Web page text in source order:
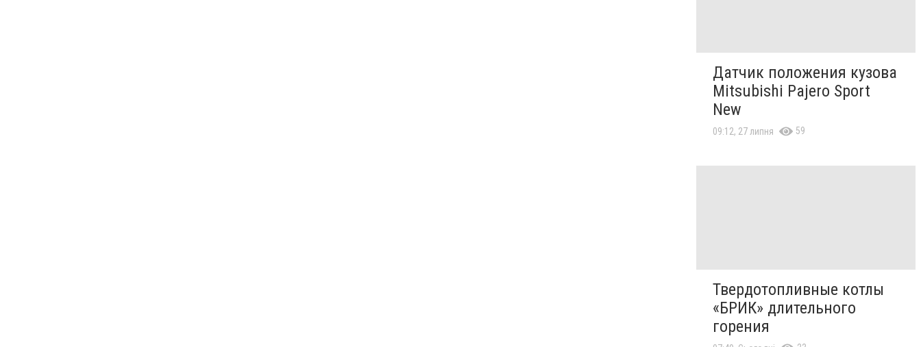
Датчик положения кузова
Mitsubishi Pajero Sport
New
09:12, 27 липня 59
Твердотопливные котлы
«БРИК» длительного
горения